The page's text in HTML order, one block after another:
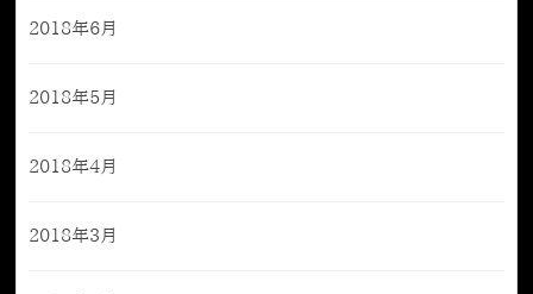
2018年6月
2018年5月
2018年4月
2018年3月